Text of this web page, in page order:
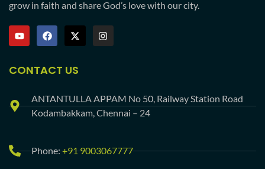
grow in faith and share God’s love with our city.
CONTACT US
ANTANTULLA APPAM No 50, Railway Station Road
Kodambakkam, Chennai – 24
Phone:+91 9003067777